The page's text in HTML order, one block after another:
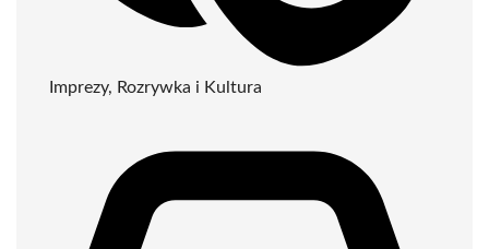
Imprezy, Rozrywka i Kultura